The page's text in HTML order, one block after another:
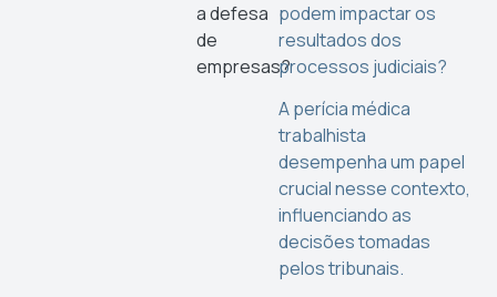
podem impactar os
resultados dos
processos judiciais?
A perícia médica
trabalhista
desempenha um papel
crucial nesse contexto,
influenciando as
decisões tomadas
pelos tribunais.